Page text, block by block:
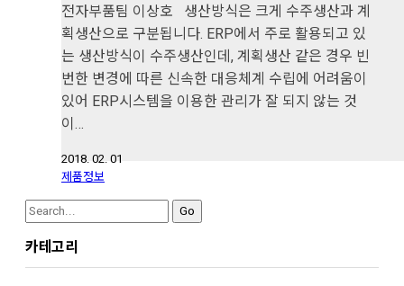
전자부품팀 이상호 생산방식은 크게 수주생산과 계
획생산으로 구분됩니다. ERP에서 주로 활용되고 있
는 생산방식이 수주생산인데, 계획생산 같은 경우 빈
번한 변경에 따른 신속한 대응체계 수립에 어려움이
있어 ERP시스템을 이용한 관리가 잘 되지 않는 것
이…
2018. 02. 01
제품정보
Search
카테고리